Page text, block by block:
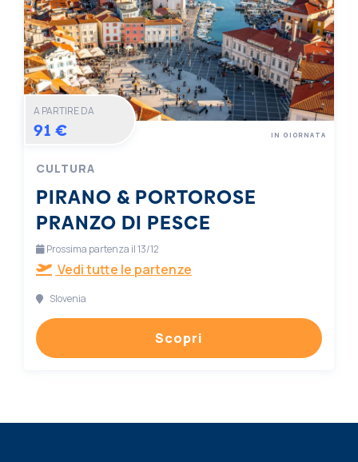
A PARTIRE DA
91 €
CULTURA
PIRANO & PORTOROSE
PRANZO DI PESCE
IN GIORNATA
Prossima partenza il 13/12
Vedi tutte le partenze
Slovenia
Scopri